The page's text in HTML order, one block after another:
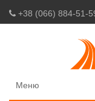
+38 (066) 884-51-
Меню